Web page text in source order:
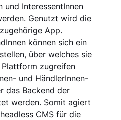
und InteressentInnen
Genutzt wird die
App.
können sich ein
über welches sie
zugreifen
und HändlerInnen-
das Backend der
werden. Somit agiert
CMS für die